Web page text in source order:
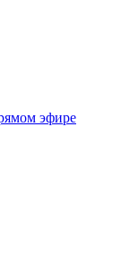
эфире